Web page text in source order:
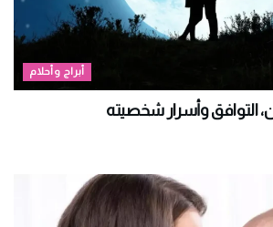
أبراج وأحلام
التوافق وأسرار شخصيته